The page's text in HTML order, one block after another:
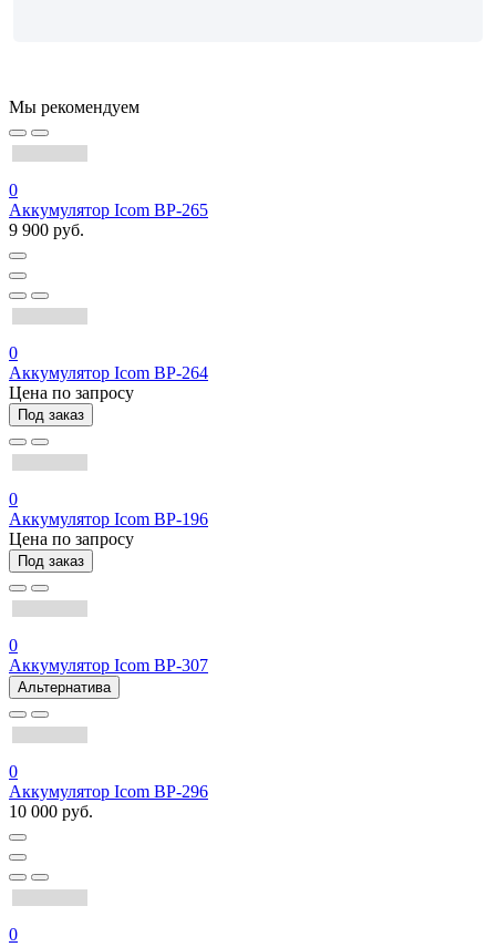
Мы рекомендуем
0
Аккумулятор Icom BP-265
9 900 руб.
0
Аккумулятор Icom BP-264
Цена по запросу
Под заказ
0
Аккумулятор Icom BP-196
Цена по запросу
Под заказ
0
Аккумулятор Icom BP-307
Альтернатива
0
Аккумулятор Icom BP-296
10 000 руб.
0